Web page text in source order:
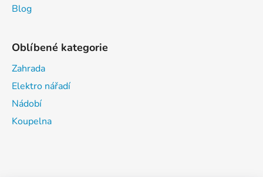
Blog
Oblíbené kategorie
Zahrada
Elektro nářadí
Nádobí
Koupelna